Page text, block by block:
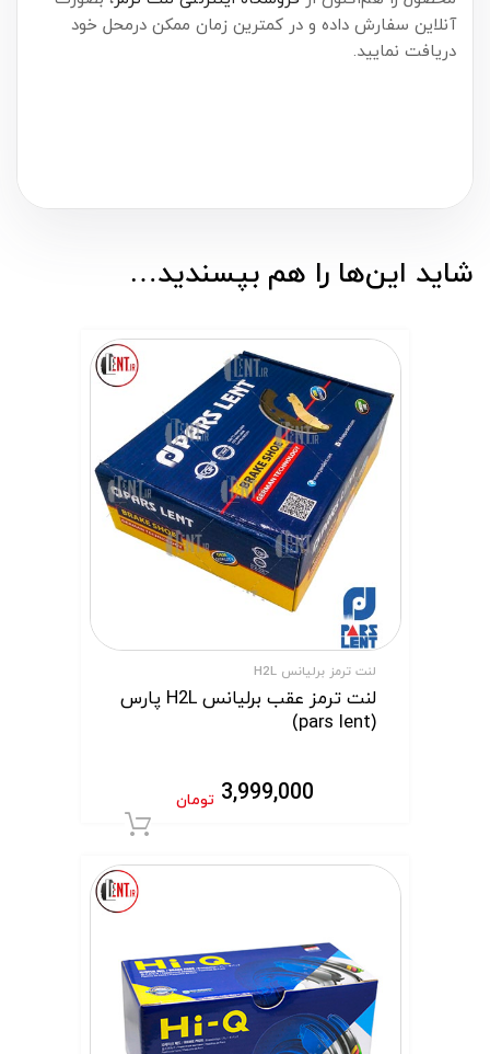
آنلاین سفارش داده و در کمترین زمان ممکن درمحل خود
دریافت نمایید.
شاید این‌ها را هم بپسندید…
لنت ترمز برلیانس H2L
لنت ترمز عقب برلیانس H2L پارس
(pars lent)
3,999,000 تومان